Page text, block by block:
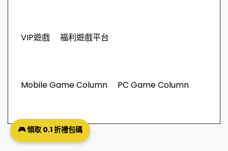
VIP遊戲 福利遊戲平台
Mobile Game Column PC Game Column
🎮 領取 0.1 折禮包碼